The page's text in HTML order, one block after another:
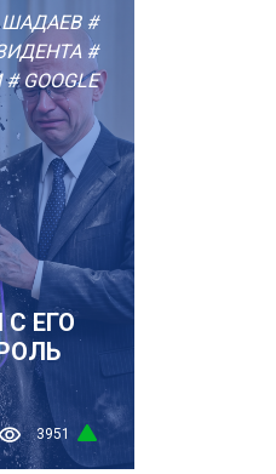
ШАДАЕВ #
#
# GOOGLE
ЕГО
3951